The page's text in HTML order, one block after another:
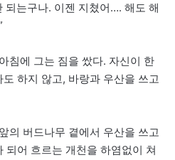
되는구나. 이젠 지쳤어…. 해도 해
침에 그는 짐을 쌌다. 자신이 한
하지 않고, 바랑과 우산을 쓰고
의 버드나무 곁에서 우산을 쓰고
되어 흐르는 개천을 하염없이 쳐